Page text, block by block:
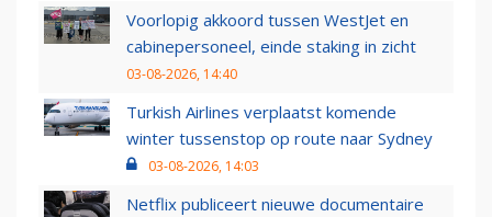
Voorlopig akkoord tussen WestJet en
cabinepersoneel, einde staking in zicht
03-08-2026, 14:40
Turkish Airlines verplaatst komende
winter tussenstop op route naar Sydney
03-08-2026, 14:03
Netflix publiceert nieuwe documentaire